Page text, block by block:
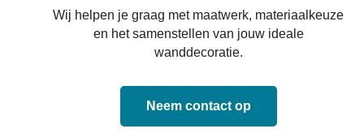
Wij helpen je graag met maatwerk, materiaalkeuze
en het samenstellen van jouw ideale
wanddecoratie.
Neem contact op